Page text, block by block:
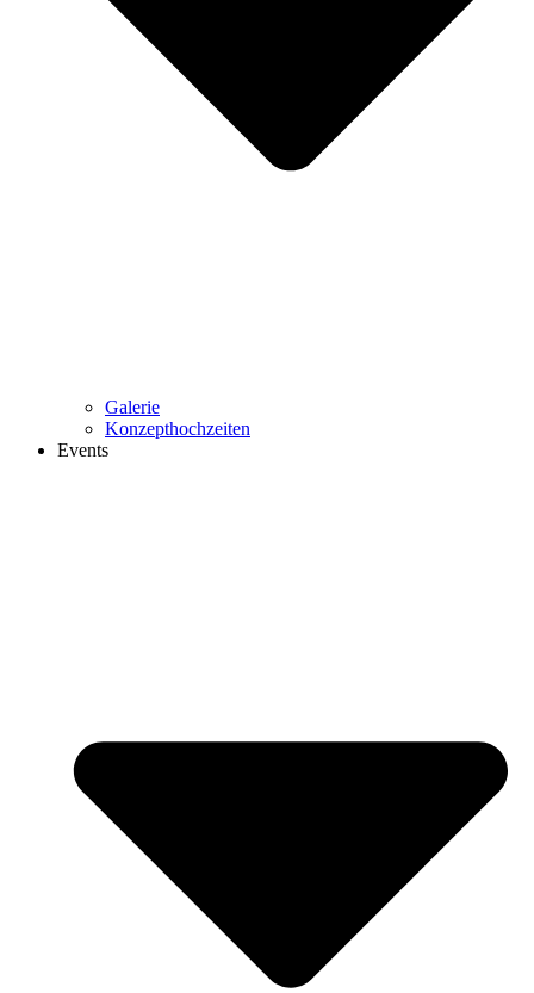
Galerie
Konzepthochzeiten
Events